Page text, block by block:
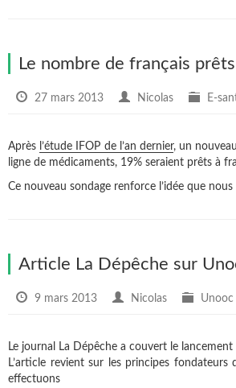
Le nombre de français
27 mars 2013 Nicolas E-
Après l’étude IFOP de l’an dernier, un
ligne de médicaments, 19% seraient prêts à
Ce nouveau sondage renforce l’idée que
Article La Dépêche sur
9 mars 2013 Nicolas Unooc
Le journal La Dépêche a couvert le lancement
L’article revient sur les principes
effectuons